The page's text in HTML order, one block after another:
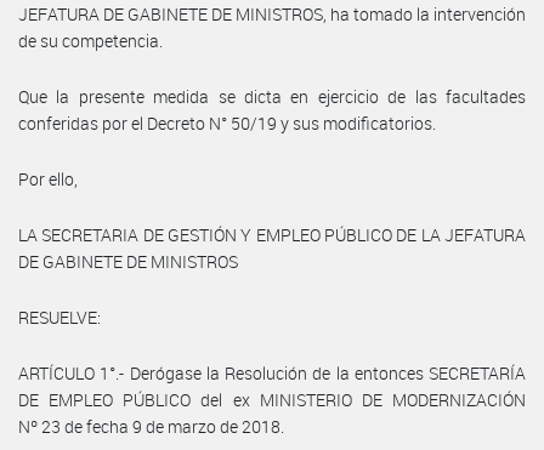
JEFATURA DE GABINETE DE MINISTROS, ha tomado la intervención
de su competencia.
Que la presente medida se dicta en ejercicio de las facultades
conferidas por el Decreto N° 50/19 y sus modificatorios.
Por ello,
LA SECRETARIA DE GESTIÓN Y EMPLEO PÚBLICO DE LA JEFATURA
DE GABINETE DE MINISTROS
RESUELVE:
ARTÍCULO 1°.- Derógase la Resolución de la entonces SECRETARÍA
DE EMPLEO PÚBLICO del ex MINISTERIO DE MODERNIZACIÓN
Nº 23 de fecha 9 de marzo de 2018.